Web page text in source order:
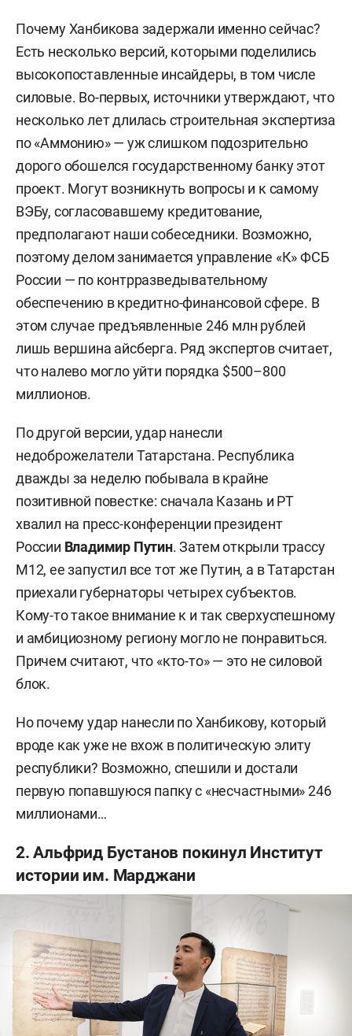
Почему Ханбикова задержали именно сейчас?
Есть несколько версий, которыми поделились
высокопоставленные инсайдеры, в том числе
силовые. Во-первых, источники утверждают, что
несколько лет длилась строительная экспертиза
по «Аммонию» — уж слишком подозрительно
дорого обошелся государственному банку этот
проект. Могут возникнуть вопросы и к самому
ВЭБу, согласовавшему кредитование,
предполагают наши собеседники. Возможно,
поэтому делом занимается управление «К» ФСБ
России — по контрразведывательному
обеспечению в кредитно-финансовой сфере. В
этом случае предъявленные 246 млн рублей
лишь вершина айсберга. Ряд экспертов считает,
что налево могло уйти порядка $500–800
миллионов.
По другой версии, удар нанесли
недоброжелатели Татарстана. Республика
дважды за неделю побывала в крайне
позитивной повестке: сначала Казань и РТ
хвалил на пресс-конференции президент
России Владимир Путин. Затем открыли трассу
М12, ее запустил все тот же Путин, а в Татарстан
приехали губернаторы четырех субъектов.
Кому-то такое внимание к и так сверхуспешному
и амбициозному региону могло не понравиться.
Причем считают, что «кто-то» — это не силовой
блок.
Но почему удар нанесли по Ханбикову, который
вроде как уже не вхож в политическую элиту
республики? Возможно, спешили и достали
первую попавшуюся папку с «несчастными» 246
миллионами…
2. Альфрид Бустанов покинул Институт
истории им. Марджани